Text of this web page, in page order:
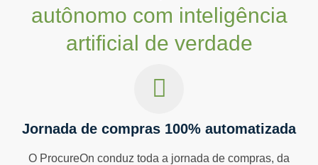
autônomo com inteligência
artificial de verdade
Jornada de compras 100% automatizada
O ProcureOn conduz toda a jornada de compras, da